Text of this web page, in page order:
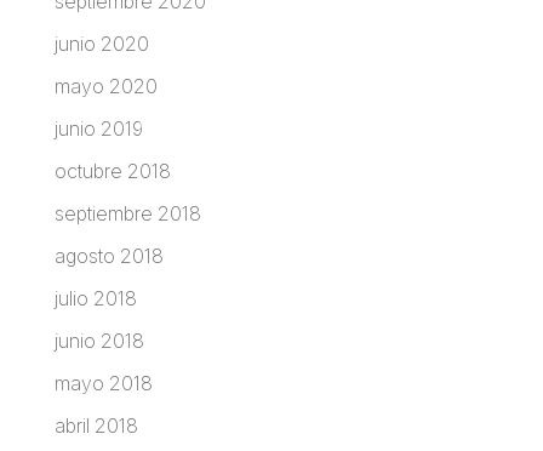
junio 2020
mayo 2020
junio 2019
octubre 2018
septiembre 2018
agosto 2018
julio 2018
junio 2018
mayo 2018
abril 2018